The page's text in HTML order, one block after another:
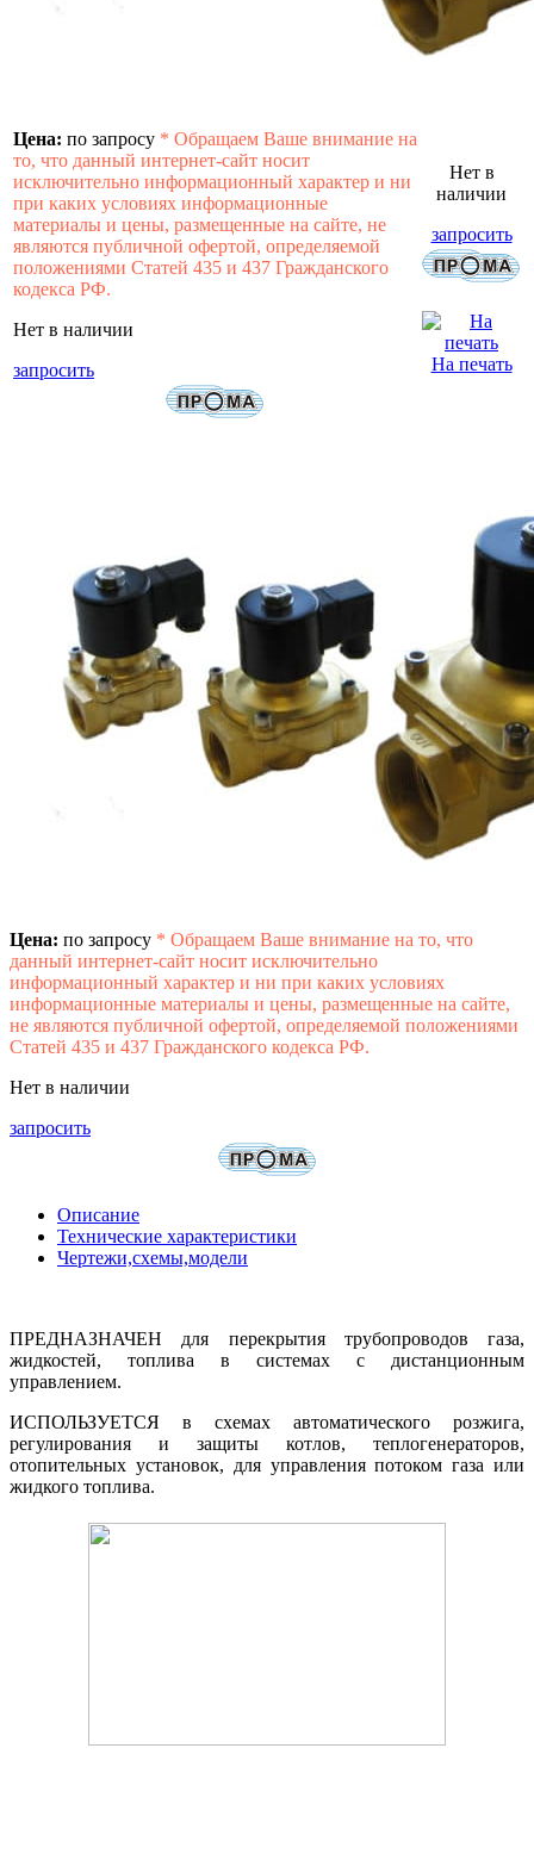
Цена: по запросу * Обращаем Ваше внимание на
то, что данный интернет-сайт носит
исключительно информационный характер и ни
при каких условиях информационные
материалы и цены, размещенные на сайте, не
являются публичной офертой, определяемой
положениями Статей 435 и 437 Гражданского
кодекса РФ.
Нет в наличии
запросить
Нет в
наличии
запросить
На печать
Цена: по запросу * Обращаем Ваше внимание на то, что
данный интернет-сайт носит исключительно
информационный характер и ни при каких условиях
информационные материалы и цены, размещенные на сайте,
не являются публичной офертой, определяемой положениями
Статей 435 и 437 Гражданского кодекса РФ.
Нет в наличии
запросить
Описание
Технические характеристики
Чертежи,схемы,модели
ПРЕДНАЗНАЧЕН для перекрытия трубопроводов газа,
жидкостей, топлива в системах с дистанционным
управлением.
ИСПОЛЬЗУЕТСЯ в схемах автоматического розжига,
регулирования и защиты котлов, теплогенераторов,
отопительных установок, для управления потоком газа или
жидкого топлива.